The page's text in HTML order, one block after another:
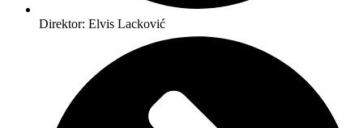
Direktor: Elvis Lacković